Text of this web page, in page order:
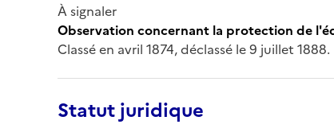
À signaler
Observation concernant la protection de
Classé en avril 1874, déclassé le 9 juillet 1888.
Statut juridique